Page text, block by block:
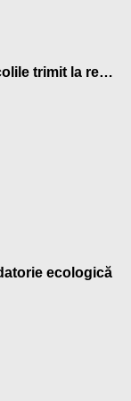
„Nicio baterie la gunoi!” ediția 2025 scolile trimit la reciclare peste 4 tone de baterii uzate
ecologică